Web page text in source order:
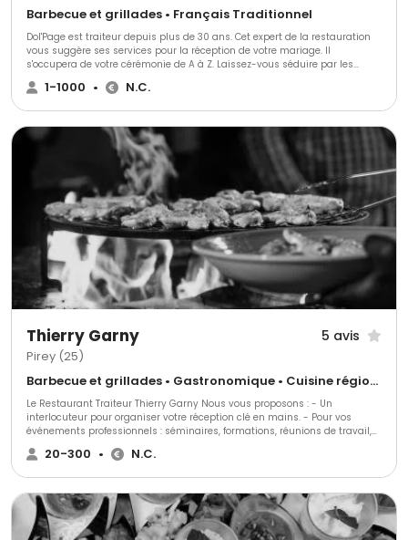
Barbecue et grillades • Français Traditionnel
Dol'Page est traiteur depuis plus de 30 ans. Cet expert de la restauration
vous suggère ses services pour la réception de votre mariage. Il
s'occupera de votre cérémonie de A à Z. Laissez-vous séduire par les
produits de bonne qualité que composeront votre repas. Dol'Page assiste
à d'autres événements tels que : les repas de famille, d'anniversaires, des
devis gratuit.
1-1000 • N.C.
Thierry Garny 5 avis
Pirey (25)
Barbecue et grillades • Gastronomique • Cuisine régionale
Le Restaurant Traiteur Thierry Garny Nous vous proposons : - Un
interlocuteur pour organiser votre réception clé en mains. - Pour vos
événements professionnels : séminaires, formations, réunions de travail,
repas d’entreprise, fêtes de fin d’année…) ou privés : anniversaire, mariage,
baptême, réunion de famille… - Une gastronomie adaptée à vos besoins
20-300 • N.C.